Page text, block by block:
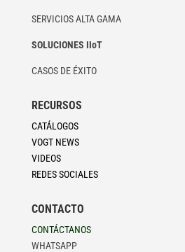
SERVICIOS ALTA GAMA
SOLUCIONES IIoT
CASOS DE ÉXITO
RECURSOS
CATÁLOGOS
VOGT NEWS
VIDEOS
REDES SOCIALES
CONTACTO
CONTÁCTANOS
WHATSAPP